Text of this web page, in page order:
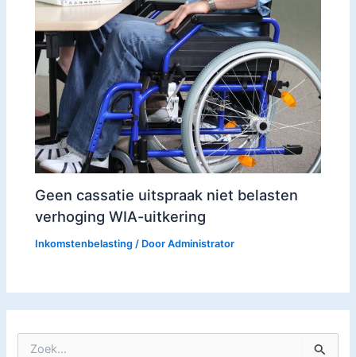
Geen cassatie uitspraak niet belasten
verhoging WIA-uitkering
Inkomstenbelasting / DoorAdministrator